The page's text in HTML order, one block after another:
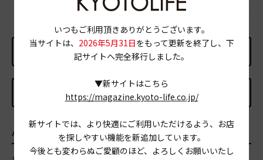
PREV
NEXT
AREA エリア
いつもご利用頂きありがとうございます。
当サイトは、 2026年5月31日をもって更新を終了し、下
記サイトへ完全移行しました。
▼新サイトはこちら
https://magazine.kyoto-life.co.jp/
新サイトでは、より快適にご利用いただけるよう、お店
を探しやすい機能を新追加しています。
今後とも変わらぬご愛顧のほど、よろしくお願いいたし